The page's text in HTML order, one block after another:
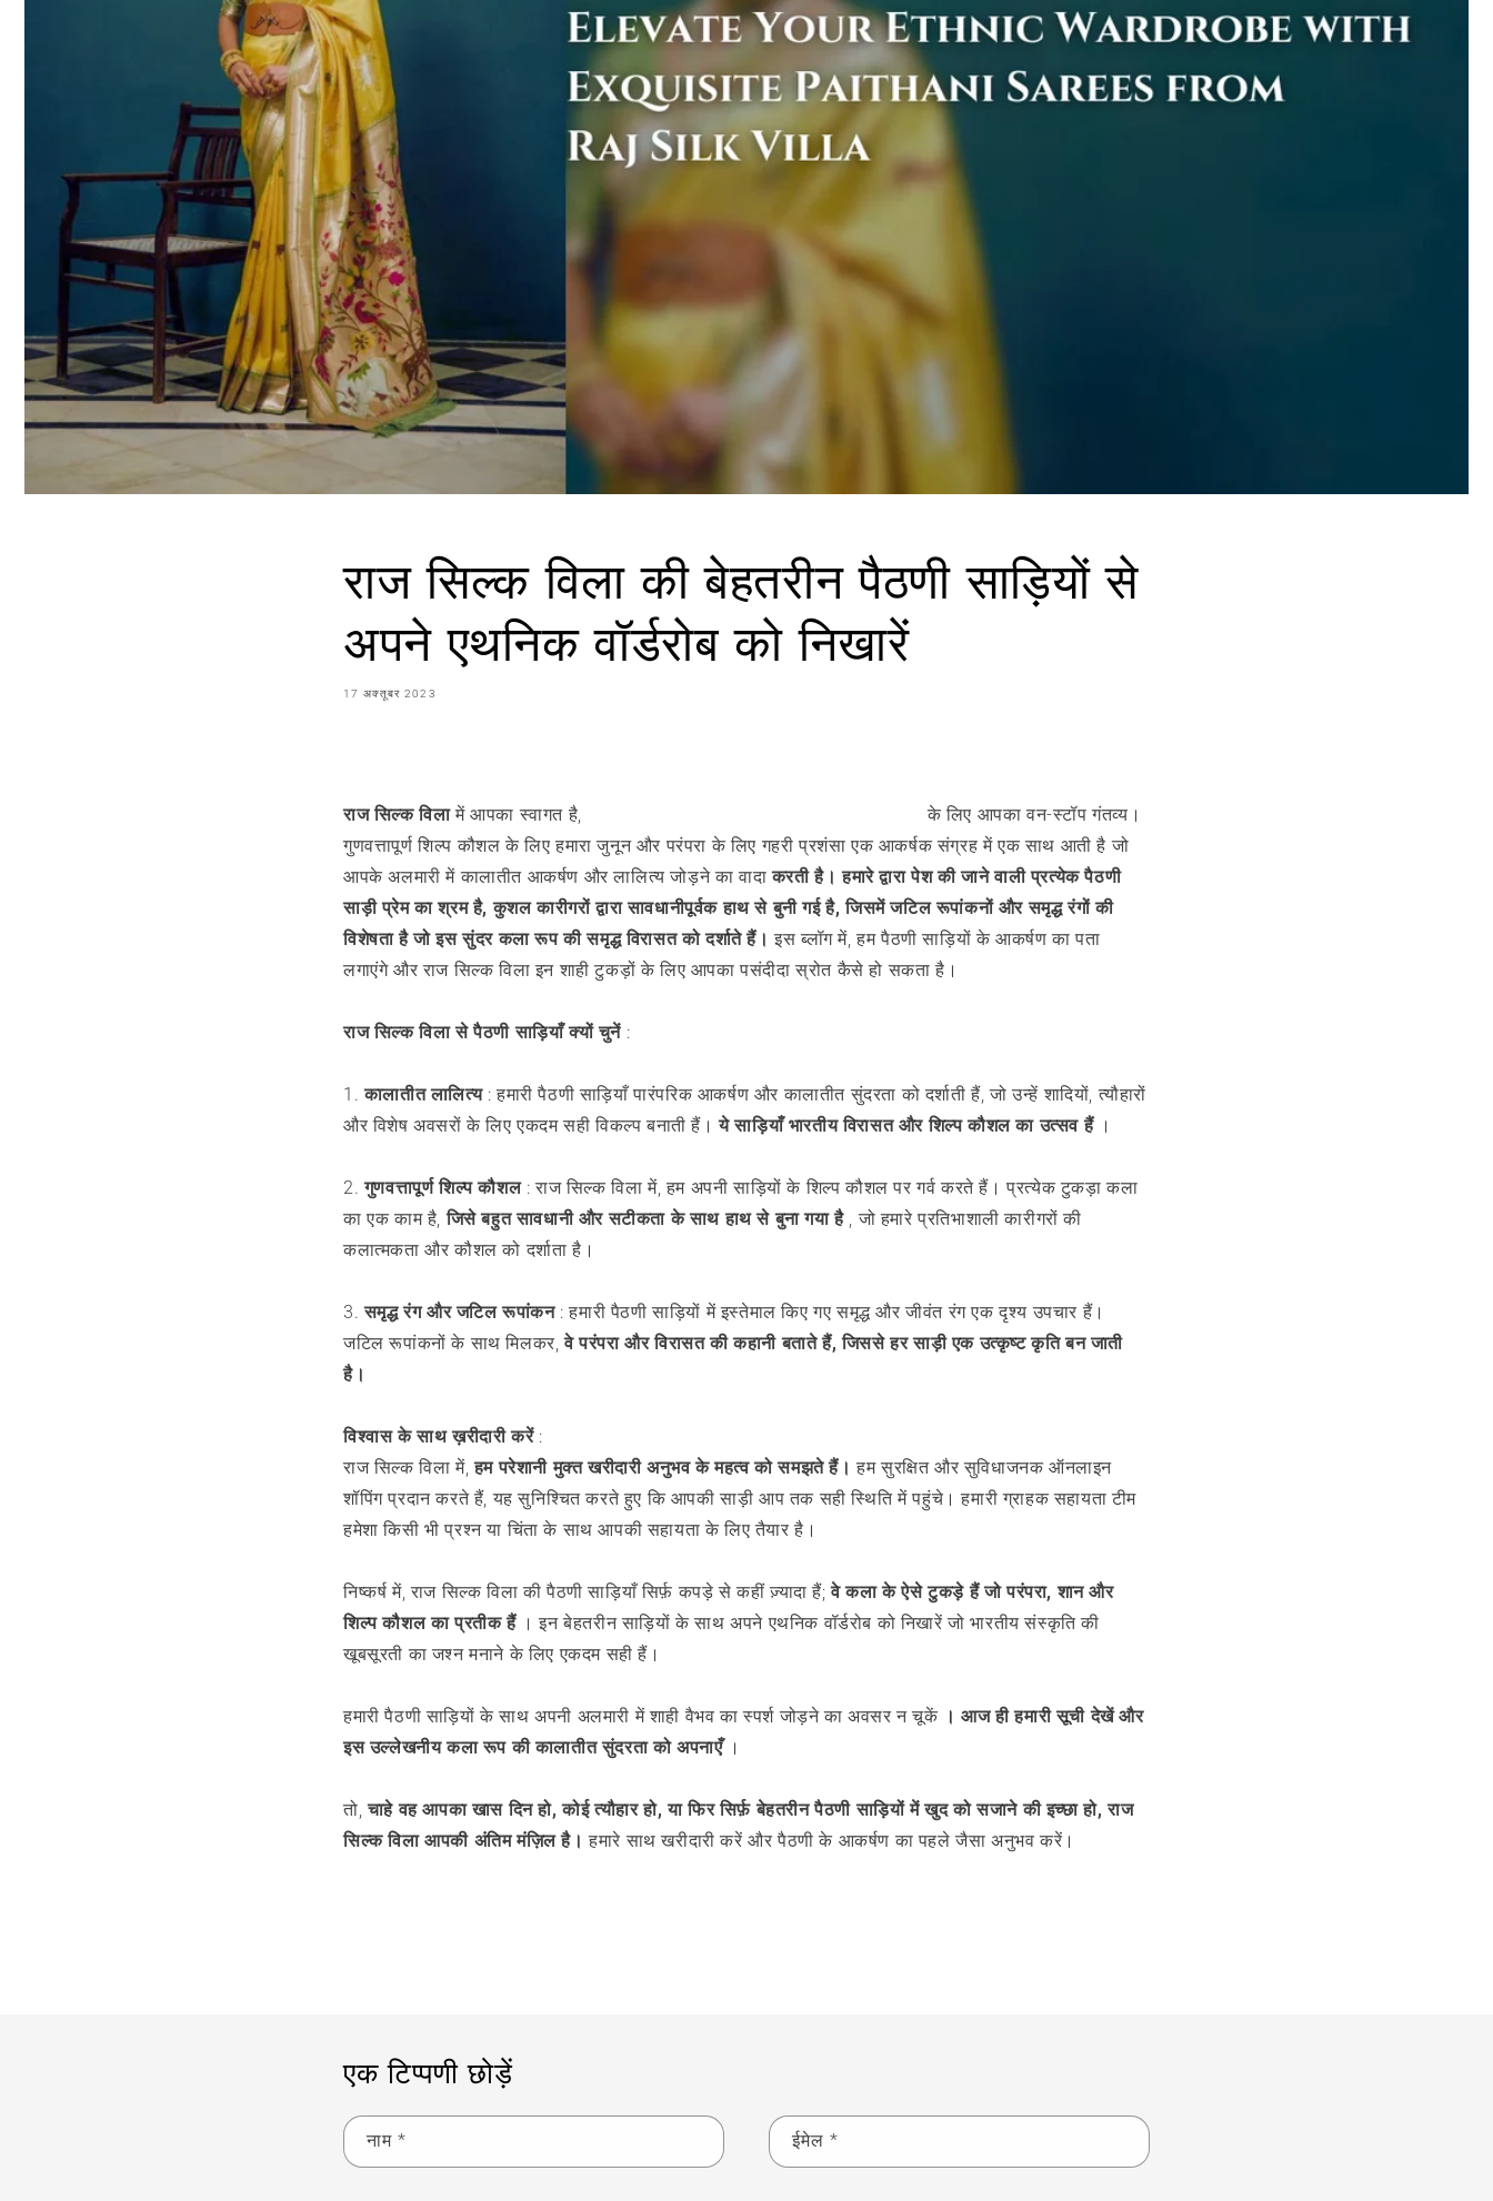
राज सिल्क विला की बेहतरीन पैठणी साड़ियों से
अपने एथनिक वॉर्डरोब को निखारें
17 अक्तूबर 2023
राज सिल्क विलामें आपका स्वागत है,
के लिए आपका वन-स्टॉप गंतव्य।
गुणवत्तापूर्ण शिल्प कौशल के लिए हमारा जुनून और परंपरा के लिए गहरी प्रशंसा एक आकर्षक संग्रह में एक साथ आती है जो
आपके अलमारी में कालातीत आकर्षण और लालित्य जोड़ने का वादाकरती है। हमारे द्वारा पेश की जाने वाली प्रत्येक पैठणी
साड़ी प्रेम का श्रम है, कुशल कारीगरों द्वारा सावधानीपूर्वक हाथ से बुनी गई है, जिसमें जटिल रूपांकनों और समृद्ध रंगों की
विशेषता है जो इस सुंदर कला रूप की समृद्ध विरासत को दर्शाते हैं। इस ब्लॉग में, हम पैठणी साड़ियों के आकर्षण का पता
लगाएंगे और राज सिल्क विला इन शाही टुकड़ों के लिए आपका पसंदीदा स्रोत कैसे हो सकता है।
राज सिल्क विला से पैठणी साड़ियाँ क्यों चुनें :
1.कालातीत लालित्य: हमारी पैठणी साड़ियाँ पारंपरिक आकर्षण और कालातीत सुंदरता को दर्शाती हैं, जो उन्हें शादियों, त्यौहारों
और विशेष अवसरों के लिए एकदम सही विकल्प बनाती हैं।ये साड़ियाँ भारतीय विरासत और शिल्प कौशल का उत्सव हैं।
2.गुणवत्तापूर्ण शिल्प कौशल: राज सिल्क विला में, हम अपनी साड़ियों के शिल्प कौशल पर गर्व करते हैं। प्रत्येक टुकड़ा कला
का एक काम है,जिसे बहुत सावधानी और सटीकता के साथ हाथ से बुना गया है, जो हमारे प्रतिभाशाली कारीगरों की
कलात्मकता और कौशल को दर्शाता है।
3.समृद्ध रंग और जटिल रूपांकन: हमारी पैठणी साड़ियों में इस्तेमाल किए गए समृद्ध और जीवंत रंग एक दृश्य उपचार हैं।
जटिल रूपांकनों के साथ मिलकर,वे परंपरा और विरासत की कहानी बताते हैं, जिससे हर साड़ी एक उत्कृष्ट कृति बन जाती
है।
विश्वास के साथ ख़रीदारी करें:
राज सिल्क विला में,हम परेशानी मुक्त खरीदारी अनुभव के महत्व को समझते हैं। हम सुरक्षित और सुविधाजनक ऑनलाइन
शॉपिंग प्रदान करते हैं, यह सुनिश्चित करते हुए कि आपकी साड़ी आप तक सही स्थिति में पहुंचे। हमारी ग्राहक सहायता टीम
हमेशा किसी भी प्रश्न या चिंता के साथ आपकी सहायता के लिए तैयार है।
निष्कर्ष में, राज सिल्क विला की पैठणी साड़ियाँ सिर्फ़ कपड़े से कहीं ज़्यादा हैं;वे कला के ऐसे टुकड़े हैं जो परंपरा, शान और
शिल्प कौशल का प्रतीक हैं। इन बेहतरीन साड़ियों के साथ अपने एथनिक वॉर्डरोब को निखारें जो भारतीय संस्कृति की
खूबसूरती का जश्न मनाने के लिए एकदम सही हैं।
हमारी पैठणी साड़ियों के साथ अपनी अलमारी में शाही वैभव का स्पर्श जोड़ने का अवसर न चूकें । आज ही हमारी सूची देखें और
इस उल्लेखनीय कला रूप की कालातीत सुंदरता को अपनाएँ।
तो,चाहे वह आपका खास दिन हो, कोई त्यौहार हो, या फिर सिर्फ़ बेहतरीन पैठणी साड़ियों में खुद को सजाने की इच्छा हो, राज
सिल्क विला आपकी अंतिम मंज़िल है। हमारे साथ खरीदारी करें और पैठणी के आकर्षण का पहले जैसा अनुभव करें।
एक टिप्पणी छोड़ें
नाम * ईमेल *